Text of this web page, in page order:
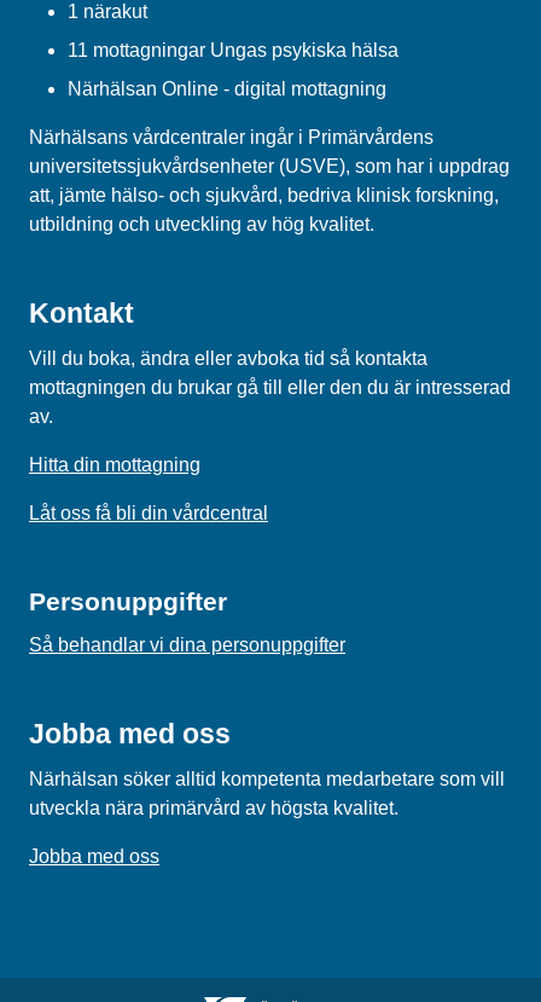
1 närakut
11 mottagningar Ungas psykiska hälsa
Närhälsan Online - digital mottagning
Närhälsans vårdcentraler ingår i Primärvårdens
universitetssjukvårdsenheter (USVE), som har i uppdrag
att, jämte hälso- och sjukvård, bedriva klinisk forskning,
utbildning och utveckling av hög kvalitet.
Kontakt
Vill du boka, ändra eller avboka tid så kontakta
mottagningen du brukar gå till eller den du är intresserad
av.
Hitta din mottagning
Låt oss få bli din vårdcentral
Personuppgifter
Så behandlar vi dina personuppgifter
Jobba med oss
Närhälsan söker alltid kompetenta medarbetare som vill
utveckla nära primärvård av högsta kvalitet.
Jobba med oss